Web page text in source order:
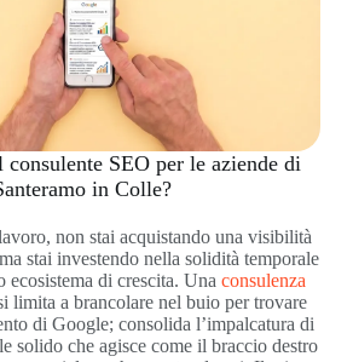
SEO per le aziende di
in Colle?
non stai acquistando una visibilità
stai investendo nella solidità temporale
ecosistema di crescita. Una consulenza
limita a brancolare nel buio per trovare
di Google; consolida l’impalcatura di
solido che agisce come il braccio destro